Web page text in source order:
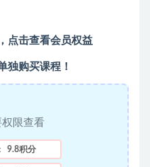
点击查看会员权益
独购买课程！
限查看
9.8积分